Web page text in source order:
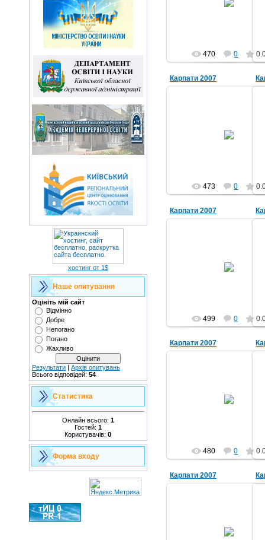
хостинг от 1$
Наше опитування
Оцініть мій сайт
Відмінно
Добре
Непогано
Погано
Жахливо
Результати | Архів опитувань
Всього відповідей: 54
Статистика
Онлайн всього: 1
Гостей: 1
Користувачів:0
Форма входу
470 0
Карпати 2007
473 0
Карпати 2007
499 0
Карпати 2007
480 0
Карпати 2007